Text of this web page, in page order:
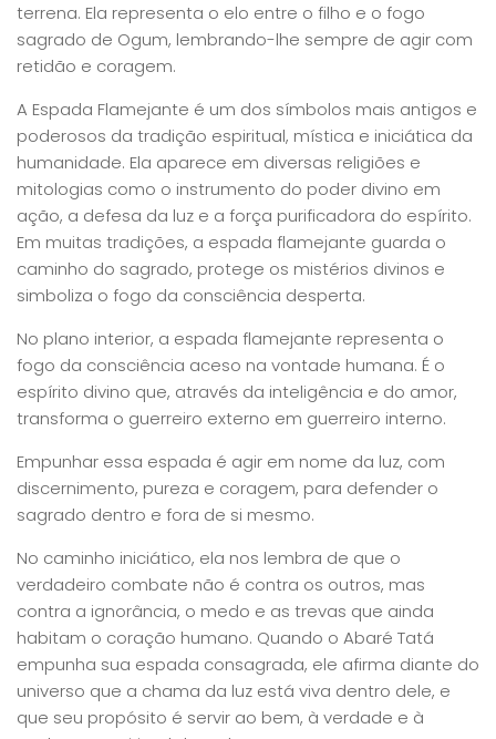
terrena. Ela representa o elo entre o filho e o fogo
sagrado de Ogum, lembrando-lhe sempre de agir com
retidão e coragem.
A Espada Flamejante é um dos símbolos mais antigos e
poderosos da tradição espiritual, mística e iniciática da
humanidade. Ela aparece em diversas religiões e
mitologias como o instrumento do poder divino em
ação, a defesa da luz e a força purificadora do espírito.
Em muitas tradições, a espada flamejante guarda o
caminho do sagrado, protege os mistérios divinos e
simboliza o fogo da consciência desperta.
No plano interior, a espada flamejante representa o
fogo da consciência aceso na vontade humana. É o
espírito divino que, através da inteligência e do amor,
transforma o guerreiro externo em guerreiro interno.
Empunhar essa espada é agir em nome da luz, com
discernimento, pureza e coragem, para defender o
sagrado dentro e fora de si mesmo.
No caminho iniciático, ela nos lembra de que o
verdadeiro combate não é contra os outros, mas
contra a ignorância, o medo e as trevas que ainda
habitam o coração humano. Quando o Abaré Tatá
empunha sua espada consagrada, ele afirma diante do
universo que a chama da luz está viva dentro dele, e
que seu propósito é servir ao bem, à verdade e à